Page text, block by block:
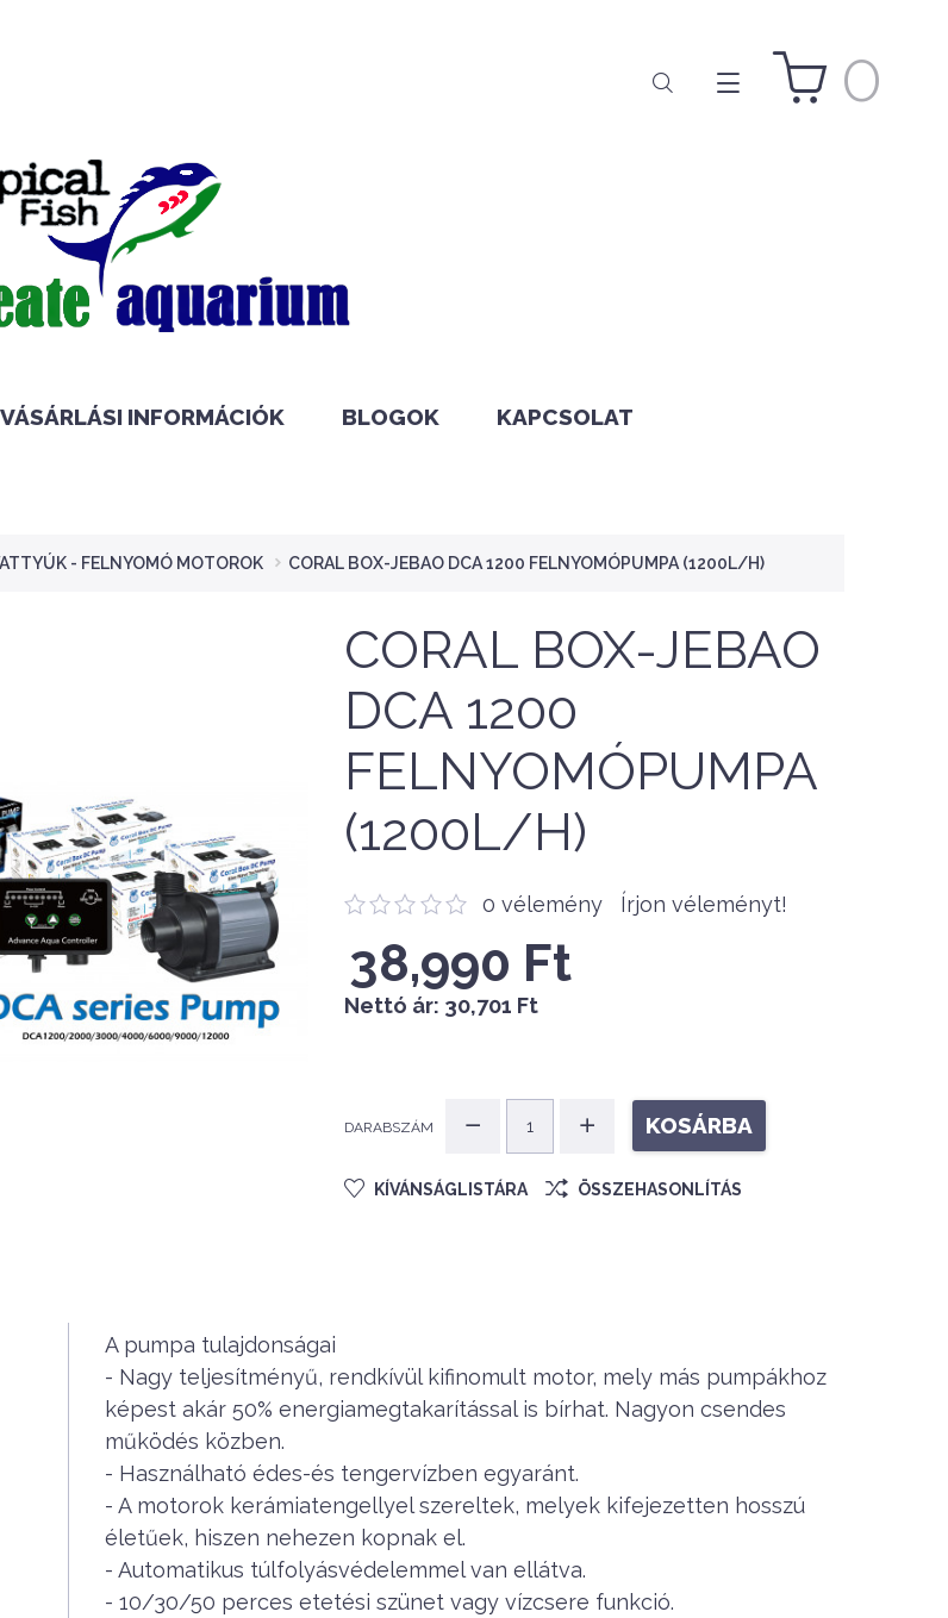
0
VÁSÁRLÁSI INFORMÁCIÓK BLOGOK KAPCSOLAT
- FELNYOMÓ MOTOROK CORAL BOX-JEBAO DCA 1200 FELNYOMÓPUMPA (1200L/H)
CORAL BOX-JEBAO
DCA 1200
FELNYOMÓPUMPA
(1200L/H)
0 vélemény Írjon véleményt!
38,990 Ft
Nettó ár: 30,701 Ft
DARABSZÁM KOSÁRBA
KÍVÁNSÁGLISTÁRA ÖSSZEHASONLÍTÁS
A pumpa tulajdonságai
- Nagy teljesítményű, rendkívül kifinomult motor, mely más pumpákhoz
képest akár 50% energiamegtakarítással is bírhat. Nagyon csendes
működés közben.
- Használható édes-és tengervízben egyaránt.
- A motorok kerámiatengellyel szereltek, melyek kifejezetten hosszú
életűek, hiszen nehezen kopnak el.
- Automatikus túlfolyásvédelemmel van ellátva.
- 10/30/50 perces etetési szünet vagy vízcsere funkció.